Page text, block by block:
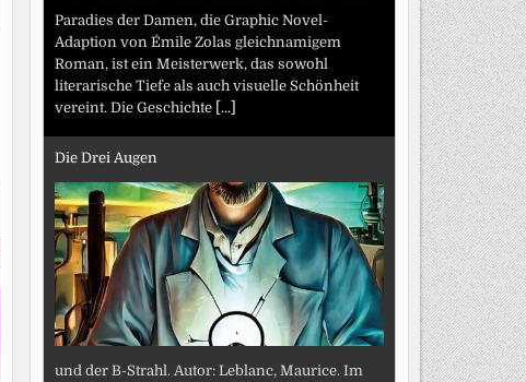
Paradies der Damen, die Graphic Novel-
Adaption von Émile Zolas gleichnamigem
Roman, ist ein Meisterwerk, das sowohl
literarische Tiefe als auch visuelle Schönheit
vereint. Die Geschichte [...]
Die Drei Augen
und der B-Strahl. Autor: Leblanc, Maurice. Im